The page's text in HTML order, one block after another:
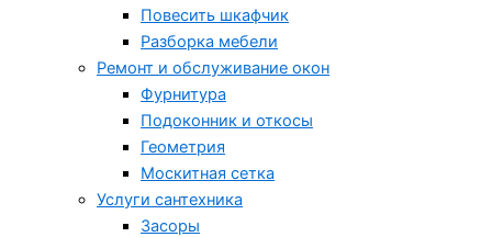
Повесить шкафчик
Разборка мебели
Ремонт и обслуживание окон
Фурнитура
Подоконник и откосы
Геометрия
Москитная сетка
Услуги сантехника
Засоры